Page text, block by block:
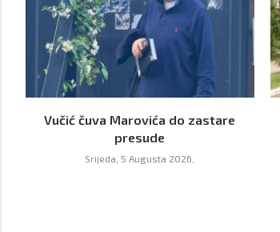
Vučić čuva Marovića do zastare
presude
Srijeda, 5 Augusta 2026,